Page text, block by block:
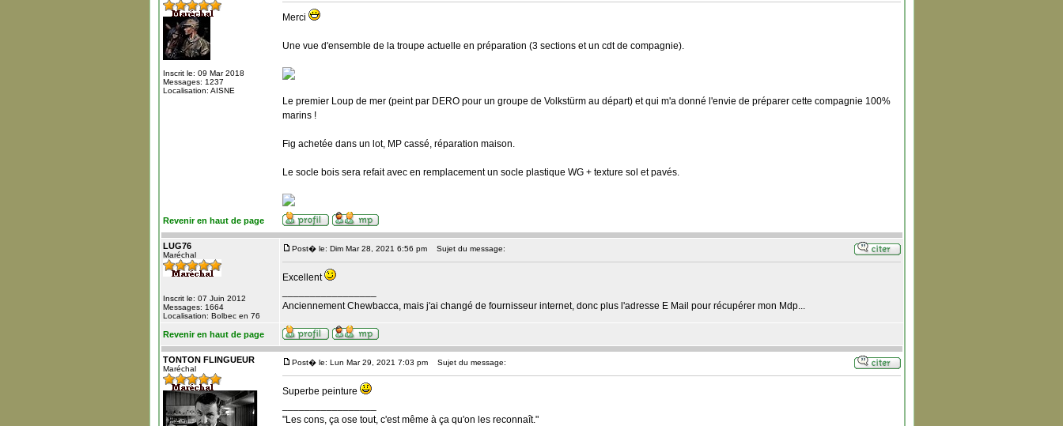
Inscrit le: 09 Mar 2018
Messages: 1237
Localisation: AISNE
Merci
Une vue d'ensemble de la troupe actuelle en préparation (3 sections et un cdt de compagnie).
Le premier Loup de mer (peint par DERO pour un groupe de Volkstürm au départ) et qui m'a donné l'envie de préparer cette compagnie 100%
marins !
Fig achetée dans un lot, MP cassé, réparation maison.
Le socle bois sera refait avec en remplacement un socle plastique WG + texture sol et pavés.
Revenir en haut de page
LUG76
Maréchal
Inscrit le: 07 Juin 2012
Messages: 1664
Localisation: Bolbec en 76
Post� le: Dim Mar 28, 2021 6:56 pm Sujet du message:
Excellent
Anciennement Chewbacca, mais j'ai changé de fournisseur internet, donc plus l'adresse E Mail pour récupérer mon Mdp...
Revenir en haut de page
TONTON FLINGUEUR
Maréchal
Post� le: Lun Mar 29, 2021 7:03 pm Sujet du message:
Superbe peinture
"Les cons, ça ose tout, c'est même à ça qu'on les reconnaît."